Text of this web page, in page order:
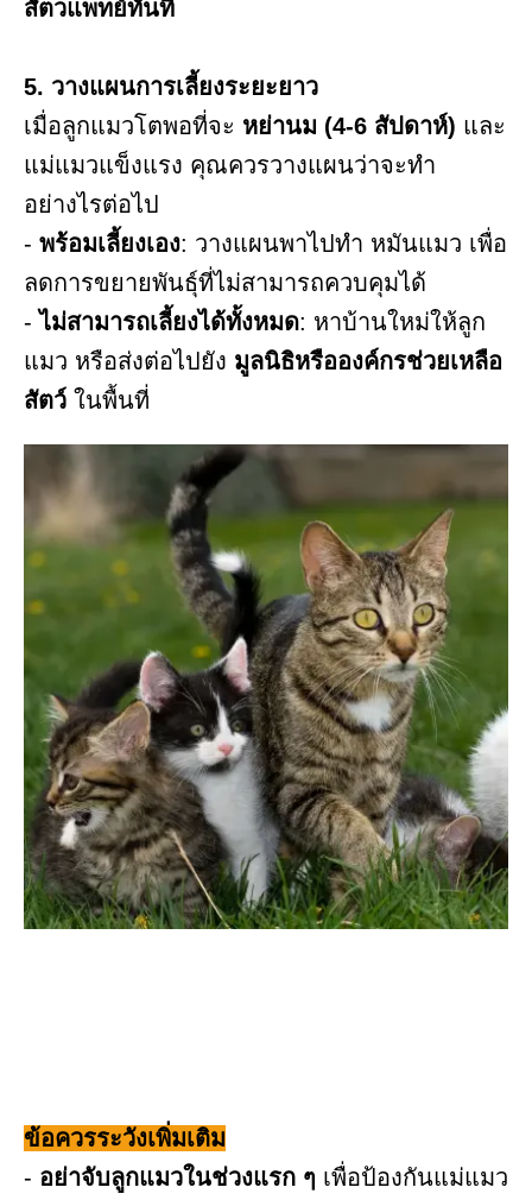
สัตวแพทย์ทันที
5. วางแผนการเลี้ยงระยะยาว
เมื่อลูกแมวโตพอที่จะ หย่านม (4-6 สัปดาห์) และ
แม่แมวแข็งแรง คุณควรวางแผนว่าจะทำ
อย่างไรต่อไป
- พร้อมเลี้ยงเอง: วางแผนพาไปทำ หมันแมว เพื่อ
ลดการขยายพันธุ์ที่ไม่สามารถควบคุมได้
-ไม่สามารถเลี้ยงได้ทั้งหมด: หาบ้านใหม่ให้ลูก
แมว หรือส่งต่อไปยัง มูลนิธิหรือองค์กรช่วยเหลือ
สัตว์ ในพื้นที่
ข้อควรระวังเพิ่มเติม
- อย่าจับลูกแมวในช่วงแรก ๆ เพื่อป้องกันแม่แมว